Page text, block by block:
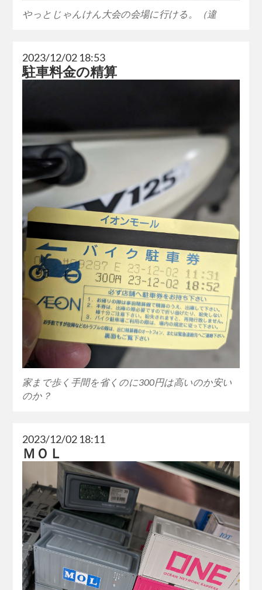
やっとじゃんけん大会の会場に行ける。（違
2023/12/02 18:53
駐車料金の精算
家まで歩く手間を省くのに300円は高いのか安い
のか？
2023/12/02 18:11
ＭＯＬ